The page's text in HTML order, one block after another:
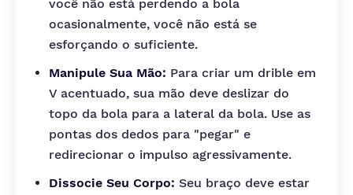
você não está perdendo a bola
ocasionalmente, você não está se
esforçando o suficiente.
Manipule Sua Mão: Para criar um drible em
V acentuado, sua mão deve deslizar do
topo da bola para a lateral da bola. Use as
pontas dos dedos para "pegar" e
redirecionar o impulso agressivamente.
Dissocie Seu Corpo: Seu braço deve estar